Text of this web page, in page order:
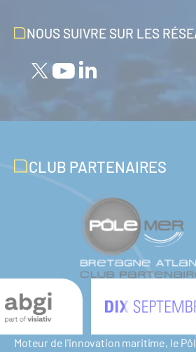
NOUS SUIVRE SUR LES
CLUB PARTENAIRES
Moteur de l'innovation maritime, le